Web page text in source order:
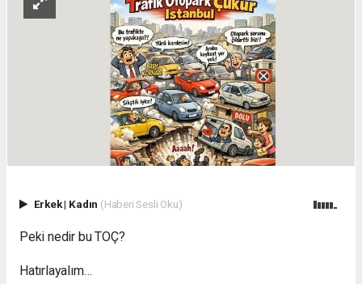
Erkek| Kadın (Haberi Sesli Oku)
Peki nedir bu TOÇ?
Hatırlayalım…